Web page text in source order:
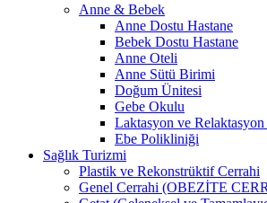
Anne & Bebek
Anne Dostu Hastane
Bebek Dostu Hastane
Anne Oteli
Anne Sütü Birimi
Doğum Ünitesi
Gebe Okulu
Laktasyon ve
Ebe Polikliniği
Sağlık Turizmi
Plastik ve Rekonstrüktif Cerrahi
Genel Cerrahi (OBEZİTE